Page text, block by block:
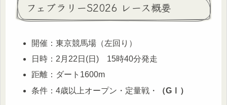
フェブラリーS2026 レース概要
開催：東京競馬場（左回り）
日時：2月22日(日) 15時40分発走
距離：ダート1600m
条件：4歳以上オープン・定量戦・
（GⅠ）